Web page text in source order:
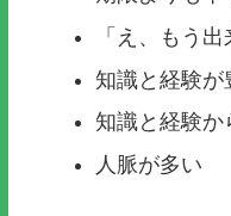
「え、もう
知識と経験が
知識と経験か
人脈が多い